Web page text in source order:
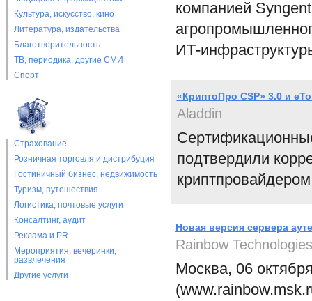
Культура, искусство, кино
Литература, издательства
Благотворительность
ТВ, периодика, другие СМИ
Спорт
Страхование
Розничная торговля и дистрибуция
Гостиничный бизнес, недвижимость
Туризм, путешествия
Логистика, почтовые услуги
Консалтинг, аудит
Реклама и PR
Мероприятия, вечеринки,
развлечения
Другие услуги
компанией
ИТ-
«КриптоПро CSP» 3.0 и
Aladdin
подтвердили
Новая версия сервера
Rainbow Technologies
Москва, 06